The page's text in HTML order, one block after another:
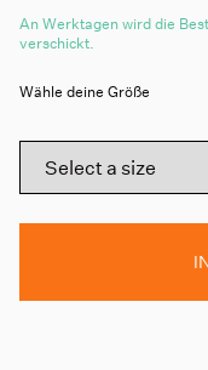
An Werktagen wird die
verschickt.
Wähle deine Größe